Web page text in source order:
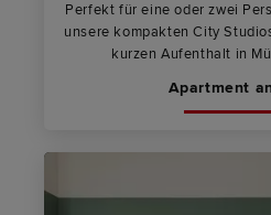
Perfekt für eine oder zwei
unsere kompakten City
kurzen Aufenthalt in
Apartment